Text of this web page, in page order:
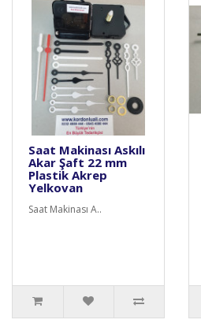
Saat Makinası Askılı
Akar Şaft 22 mm
Plastik Akrep
Yelkovan
Saat Makinası A..